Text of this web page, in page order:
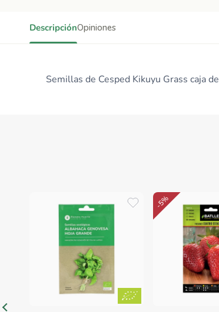
DescripciónOpiniones
Semillas de Cesped Kikuyu Grass caja
-5%